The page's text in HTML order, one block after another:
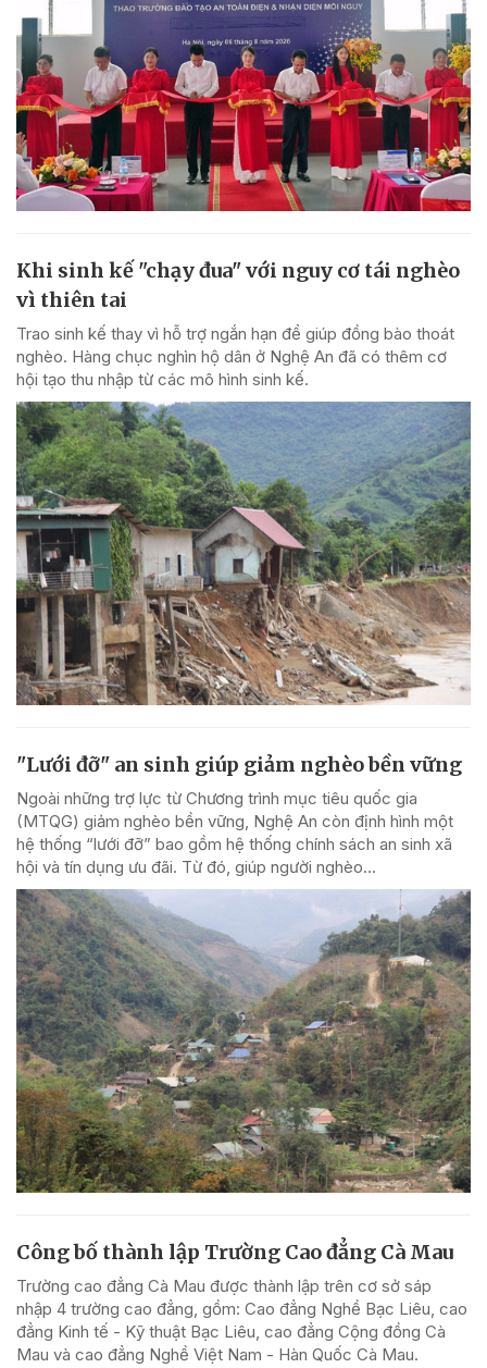
Khi sinh kế "chạy đua" với nguy cơ tái nghèo
vì thiên tai
Trao sinh kế thay vì hỗ trợ ngắn hạn để giúp đồng bào thoát
nghèo. Hàng chục nghìn hộ dân ở Nghệ An đã có thêm cơ
hội tạo thu nhập từ các mô hình sinh kế.
"Lưới đỡ" an sinh giúp giảm nghèo bền vững
Ngoài những trợ lực từ Chương trình mục tiêu quốc gia
(MTQG) giảm nghèo bền vững, Nghệ An còn định hình một
hệ thống “lưới đỡ” bao gồm hệ thống chính sách an sinh xã
hội và tín dụng ưu đãi. Từ đó, giúp người nghèo...
Công bố thành lập Trường Cao đẳng Cà Mau
Trường cao đẳng Cà Mau được thành lập trên cơ sở sáp
nhập 4 trường cao đẳng, gồm: Cao đẳng Nghề Bạc Liêu, cao
đẳng Kinh tế - Kỹ thuật Bạc Liêu, cao đẳng Cộng đồng Cà
Mau và cao đẳng Nghề Việt Nam - Hàn Quốc Cà Mau.